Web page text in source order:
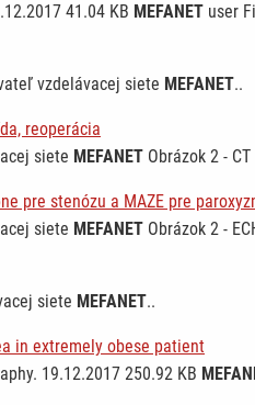
41.04 KB MEFANETuser
vzdelávacej siete MEFANET..
reoperácia
siete MEFANETObrázok 2 -
pre stenózu a MAZE pre
siete MEFANETObrázok 2 -
siete MEFANET..
in extremely obese patient
19.12.2017 250.92 KB